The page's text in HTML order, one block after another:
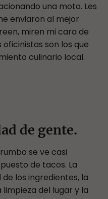
una moto. Les
enviaron al mejor
miren mi cara de
son los que
culinario local.
de gente.
se ve casi
de tacos. La
los ingredientes, la
del lugar y la